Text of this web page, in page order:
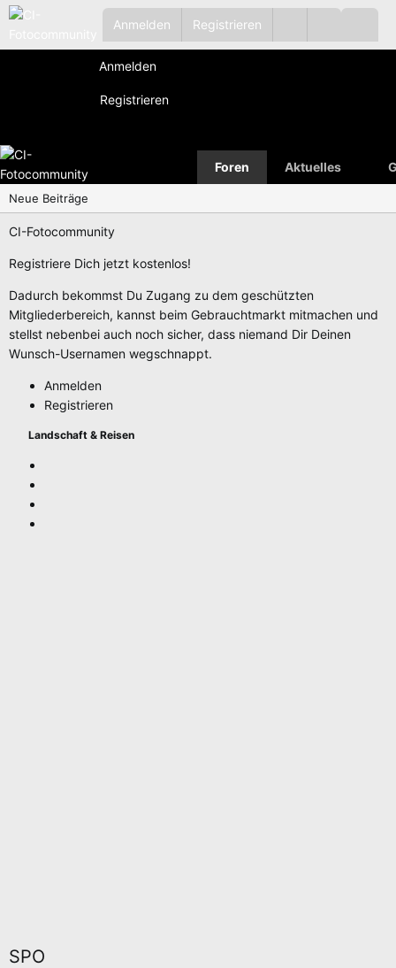
Anmelden Registrieren
Anmelden
Registrieren
Foren Aktuelles
Neue Beiträge
CI-Fotocommunity
Registriere Dich jetzt kostenlos!
Dadurch bekommst Du Zugang zu dem geschützten
Mitgliederbereich, kannst beim Gebrauchtmarkt mitmachen und
stellst nebenbei auch noch sicher, dass niemand Dir Deinen
Wunsch-Usernamen wegschnappt.
Anmelden
Registrieren
Landschaft & Reisen
SPO